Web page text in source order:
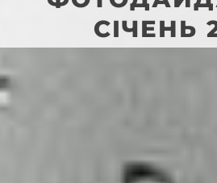
СІЧЕНЬ